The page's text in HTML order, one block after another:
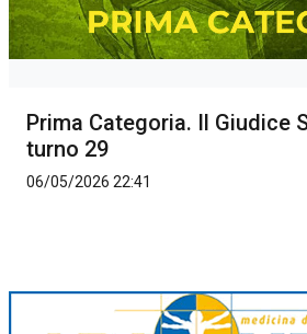
Prima Categoria. Il Giudice
turno 29
06/05/2026 22:41